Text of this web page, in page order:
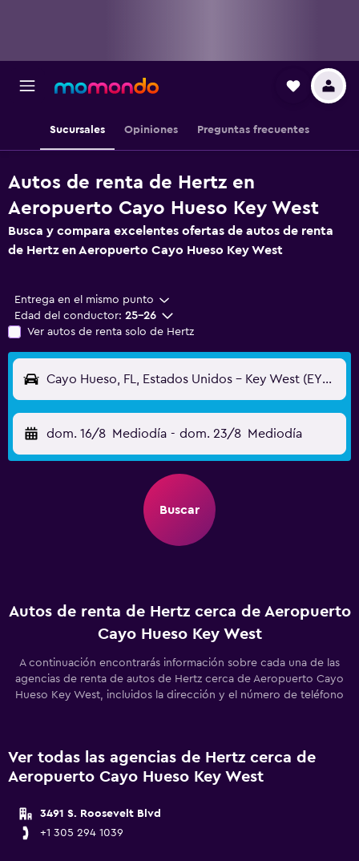
Sucursales Opiniones Preguntas frecuentes
Autos de renta de Hertz en
Aeropuerto Cayo Hueso Key West
Busca y compara excelentes ofertas de autos de renta
de Hertz en Aeropuerto Cayo Hueso Key West
Entrega en el mismo punto
Edad del conductor: 25-26
Ver autos de renta solo de Hertz
Cayo Hueso, FL, Estados Unidos - Key West (EYW)
dom. 16/8 Mediodía - dom. 23/8 Mediodía
Buscar
Autos de renta de Hertz cerca de Aeropuerto
Cayo Hueso Key West
A continuación encontrarás información sobre cada una de las
agencias de renta de autos de Hertz cerca de Aeropuerto Cayo
Hueso Key West, incluidos la dirección y el número de teléfono
Ver todas las agencias de Hertz cerca de
Aeropuerto Cayo Hueso Key West
3491 S. Roosevelt Blvd
+1 305 294 1039